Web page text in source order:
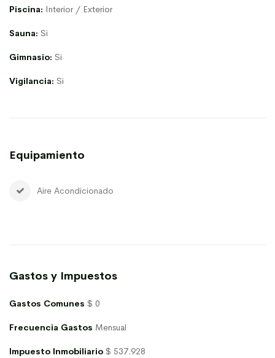
Piscina: Interior / Exterior
Sauna: Si
Gimnasio: Si
Vigilancia: Si
Equipamiento
Aire Acondicionado
Gastos y Impuestos
Gastos Comunes $ 0
Frecuencia Gastos Mensual
Impuesto Inmobiliario $ 537.928